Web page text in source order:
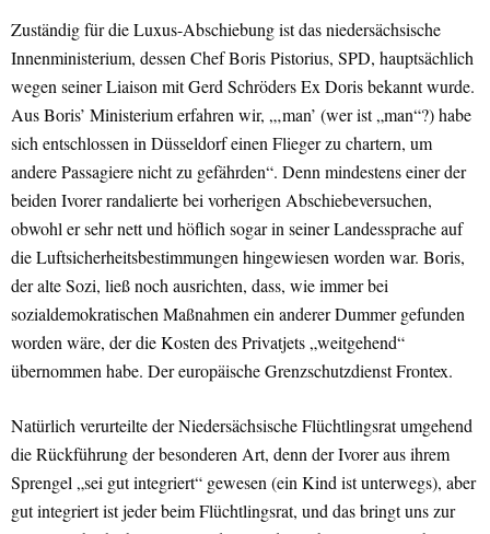
Zuständig für die Luxus-Abschiebung ist das niedersächsische
Innenministerium, dessen Chef Boris Pistorius, SPD, hauptsächlich
wegen seiner Liaison mit Gerd Schröders Ex Doris bekannt wurde.
Aus Boris’ Ministerium erfahren wir, „‚man’ (wer ist „man“?) habe
sich entschlossen in Düsseldorf einen Flieger zu chartern, um
andere Passagiere nicht zu gefährden“. Denn mindestens einer der
beiden Ivorer randalierte bei vorherigen Abschiebeversuchen,
obwohl er sehr nett und höflich sogar in seiner Landessprache auf
die Luftsicherheitsbestimmungen hingewiesen worden war. Boris,
der alte Sozi, ließ noch ausrichten, dass, wie immer bei
sozialdemokratischen Maßnahmen ein anderer Dummer gefunden
worden wäre, der die Kosten des Privatjets „weitgehend“
übernommen habe. Der europäische Grenzschutzdienst Frontex.
Natürlich verurteilte der Niedersächsische Flüchtlingsrat umgehend
die Rückführung der besonderen Art, denn der Ivorer aus ihrem
Sprengel „sei gut integriert“ gewesen (ein Kind ist unterwegs), aber
gut integriert ist jeder beim Flüchtlingsrat, und das bringt uns zur